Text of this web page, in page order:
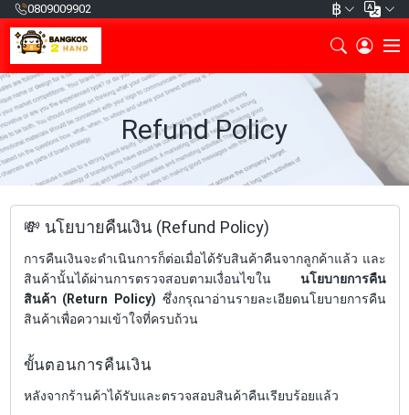
0809009902 ฿
Refund Policy
💸 นโยบายคืนเงิน (Refund Policy)
การคืนเงินจะดำเนินการก็ต่อเมื่อได้รับสินค้าคืนจากลูกค้าแล้ว และ
สินค้านั้นได้ผ่านการตรวจสอบตามเงื่อนไขใน นโยบายการคืน
สินค้า (Return Policy) ซึ่งกรุณาอ่านรายละเอียดนโยบายการคืน
สินค้าเพื่อความเข้าใจที่ครบถ้วน
ขั้นตอนการคืนเงิน
หลังจากร้านค้าได้รับและตรวจสอบสินค้าคืนเรียบร้อยแล้ว